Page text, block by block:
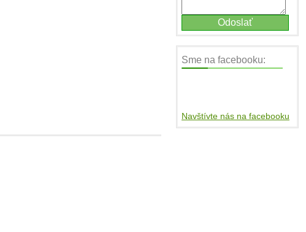
Sme na facebooku:
Navštívte nás na facebooku